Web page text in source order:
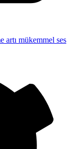
artı mükemmel ses